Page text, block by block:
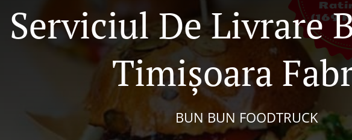
Serviciul De Livrare
Timișoara
BUN BUN FOODTRUCK